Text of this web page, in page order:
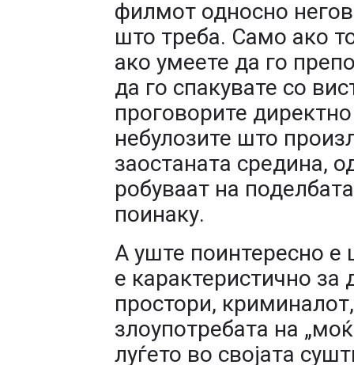
филмот односно
што треба. Само ако
ако умеете да го
да го спакувате со
проговорите
небулозите што
заостаната средина,
робуваат на
поинаку.
А уште поинтересно е
е карактеристично
простори,
злоупотребата на
луѓето во својата